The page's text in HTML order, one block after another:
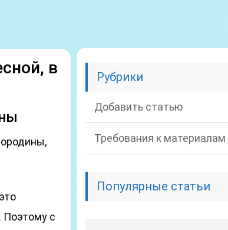
в
Поэтому с
Рубрики
Добавить статью
Требования к материалам
Популярные статьи